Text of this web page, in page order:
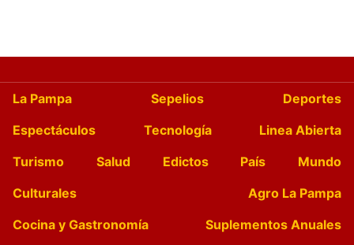
La Pampa Sepelios
Deportes
Espectáculos
Tecnología
Linea Abierta
Turismo
Salud Edictos País
Mundo
Culturales
Agro La Pampa
Cocina y Gastronomía
Suplementos Anuales